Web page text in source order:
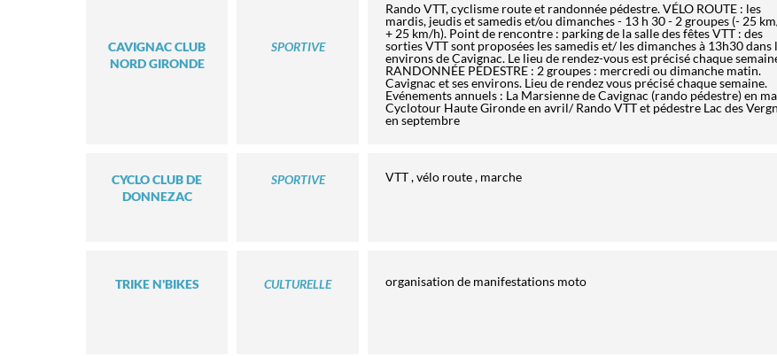
CAVIGNAC CLUB
NORD GIRONDE
SPORTIVE
Rando VTT, cyclisme route et randonnée pédestre. VÉLO ROUTE : les
mardis, jeudis et samedis et/ou dimanches - 13 h 30 - 2 groupes (- 25
+ 25 km/h). Point de rencontre : parking de la salle des fêtes VTT : des
sorties VTT sont proposées les samedis et/ les dimanches à 13h30 dans
environs de Cavignac. Le lieu de rendez-vous est précisé chaque
RANDONNÉE PÉDESTRE : 2 groupes : mercredi ou dimanche matin.
Cavignac et ses environs. Lieu de rendez vous précisé chaque semaine.
Evénements annuels : La Marsienne de Cavignac (rando pédestre) en
Cyclotour Haute Gironde en avril/ Rando VTT et pédestre Lac des
en septembre
CYCLO CLUB DE
DONNEZAC
SPORTIVE VTT , vélo route , marche
TRIKE N'BIKES CULTURELLE organisation de manifestations moto